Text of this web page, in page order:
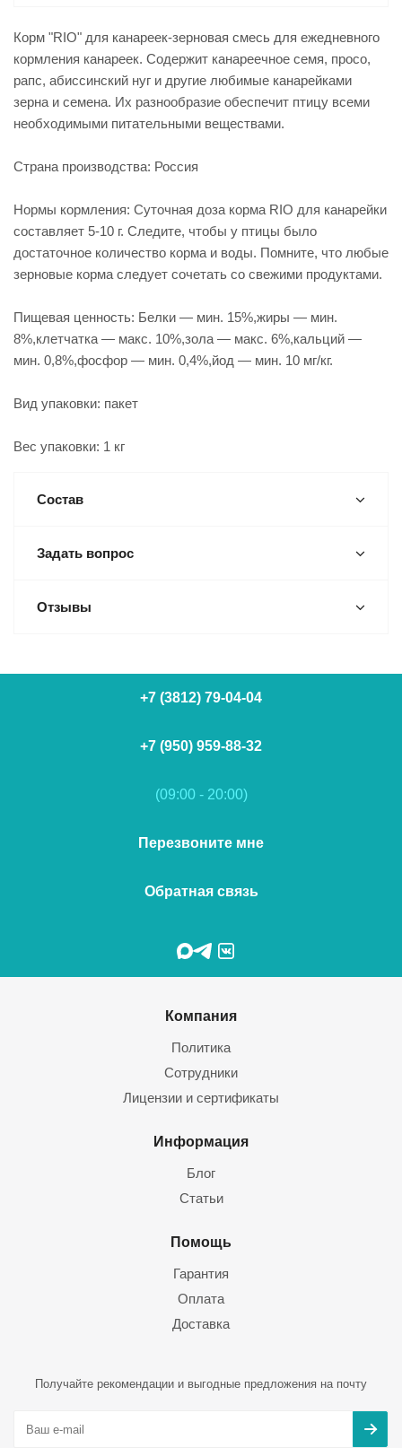
Корм "RIO" для канареек-зерновая смесь для ежедневного
кормления канареек. Содержит канареечное семя, просо,
рапс, абиссинский нуг и другие любимые канарейками
зерна и семена. Их разнообразие обеспечит птицу всеми
необходимыми питательными веществами.
Страна производства: Россия
Нормы кормления: Суточная доза корма RIO для канарейки
составляет 5-10 г. Следите, чтобы у птицы было
достаточное количество корма и воды. Помните, что любые
зерновые корма следует сочетать со свежими продуктами.
Пищевая ценность: Белки — мин. 15%,жиры — мин.
8%,клетчатка — макс. 10%,зола — макс. 6%,кальций —
мин. 0,8%,фосфор — мин. 0,4%,йод — мин. 10 мг/кг.
Вид упаковки: пакет
Вес упаковки: 1 кг
Состав
Задать вопрос
Отзывы
+7 (3812) 79-04-04
+7 (950) 959-88-32
(09:00 - 20:00)
Перезвоните мне
Обратная связь
Компания
Политика
Сотрудники
Лицензии и сертификаты
Информация
Блог
Статьи
Помощь
Гарантия
Оплата
Доставка
Получайте рекомендации и выгодные предложения на почту